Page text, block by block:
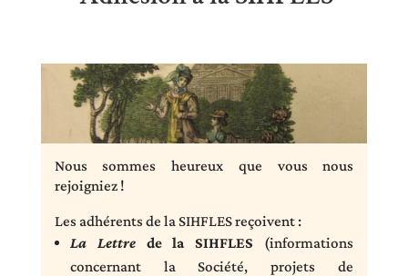
Nous sommes heureux que vous nous
rejoigniez !
Les adhérents de la SIHFLES reçoivent :
La
Lettrede la SIHFLES (informations
concernant la Société, projets de